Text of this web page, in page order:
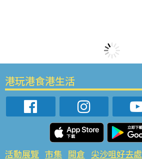
港玩港食港生活
活動展覽 市集 開倉 尖沙咀好去處